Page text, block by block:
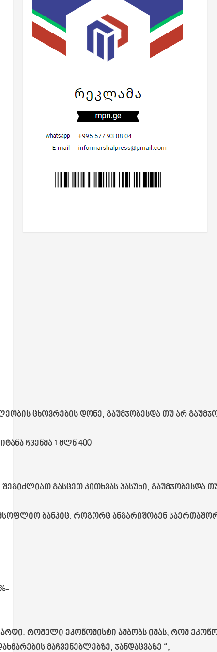
ცხოვრების დონე, გაუმჯობესდა თუ არ
ჩვენმა 1 მლნ 400
გასცეთ კითხვას პასუხი, გაუმჯობესდა
ბანკიც. როგორც ანგარიშობენ
რომელი ეკონომისტი ამბობს იმას, რომ
მაჩვენებლებზე, ჯანდაცვაზე “,